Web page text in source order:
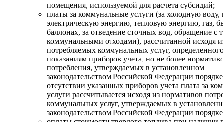
помещения, используемой для расчета субсидий;
платы за коммунальные услуги (за холодную воду,
электрическую энергию, тепловую энергию, газ,
баллонах, за отведение сточных вод, обращение с
коммунальными отходами), рассчитанной исходя
потребляемых коммунальных услуг,
показаниям приборов учета, но не более
потребления, утверждаемых в установленном
законодательством Российской Федерации
отсутствии указанных приборов учета плата за
услуги рассчитывается исходя из нормативов
коммунальных услуг, утверждаемых в
законодательством Российской Федерации